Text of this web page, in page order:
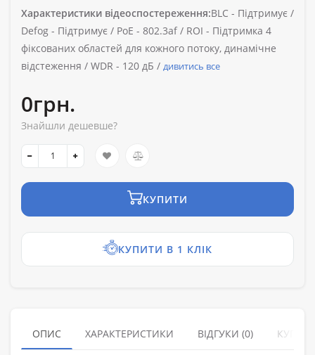
Характеристики відеоспостереження:BLC - Підтримує /
Defog - Підтримує / PoE - 802.3af / ROI - Підтримка 4
фіксованих областей для кожного потоку, динамічне
відстеження / WDR - 120 дБ / дивитись все
0грн.
Знайшли дешевше?
КУПИТИ
КУПИТИ В 1 КЛІК
ОПИС ХАРАКТЕРИСТИКИ ВІДГУКИ (0)